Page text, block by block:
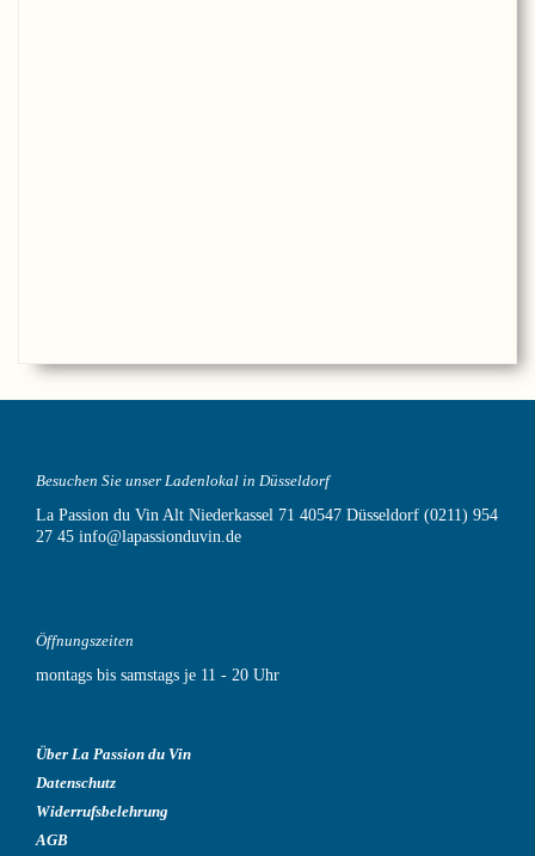
Besuchen Sie unser Ladenlokal in Düsseldorf
La Passion du Vin Alt Niederkassel 71 40547 Düsseldorf (0211) 954
27 45 info@lapassionduvin.de
Öffnungszeiten
montags bis samstags je 11 - 20 Uhr
Über La Passion du Vin
Datenschutz
Widerrufsbelehrung
AGB